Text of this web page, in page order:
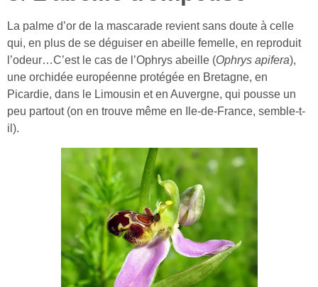
La palme d’or de la mascarade revient sans doute à celle
qui, en plus de se déguiser en abeille femelle, en reproduit
l’odeur…C’est le cas de l’Ophrys abeille (Ophrys apifera),
une orchidée européenne protégée en Bretagne, en
Picardie, dans le Limousin et en Auvergne, qui pousse un
peu partout (on en trouve même en Ile-de-France, semble-t-
il).